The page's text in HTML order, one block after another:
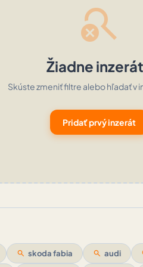
search_off
Žiadne
Skúste zmeniť filtre alebo hľadať v
Pridať prvý inzerát
search skoda fabia search audi